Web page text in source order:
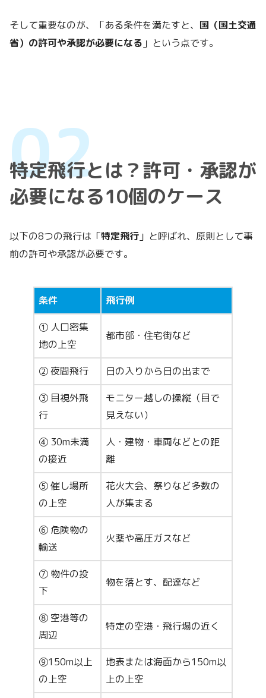
そして重要なのが、「ある条件を満たすと、 国（国土交通
省）の許可や承認が必要になる 」という点です。
特定飛行とは？許可・承認が
必要になる10個のケース
以下の8つの飛行は「特定飛行 」と呼ばれ、原則として事
前の許可や承認が必要です。
条件 飛行例
① 人口密集
地の上空
都市部・住宅街など
② 夜間飛行 日の入りから日の出まで
③ 目視外飛
行
モニター越しの操縦（目で
見えない）
④ 30m未満
の接近
人・建物・車両などとの距
離
⑤ 催し場所
の上空
花火大会、祭りなど多数の
人が集まる
⑥ 危険物の
輸送
火薬や高圧ガスなど
⑦ 物件の投
下
物を落とす、配達など
⑧ 空港等の
周辺
特定の空港・飛行場の近く
⑨150m以上
の上空
地表または海面から150m以
上の上空